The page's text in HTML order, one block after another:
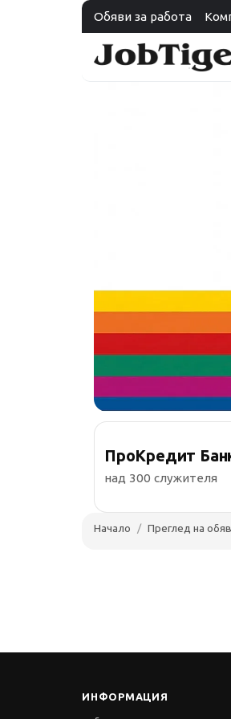
Обяви за работа
ПроКредит
над 300 служителя
Начало Преглед на
ИНФОРМАЦИЯ